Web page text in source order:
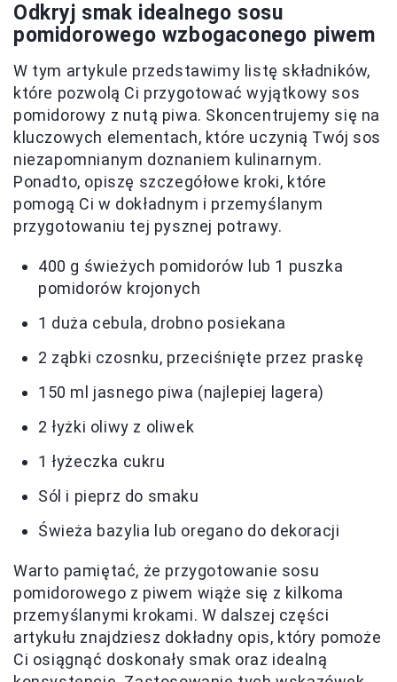
Odkryj smak idealnego sosu
pomidorowego wzbogaconego piwem
W tym artykule przedstawimy listę składników,
które pozwolą Ci przygotować wyjątkowy sos
pomidorowy z nutą piwa. Skoncentrujemy się na
kluczowych elementach, które uczynią Twój sos
niezapomnianym doznaniem kulinarnym.
Ponadto, opiszę szczegółowe kroki, które
pomogą Ci w dokładnym i przemyślanym
przygotowaniu tej pysznej potrawy.
400 g świeżych pomidorów lub 1 puszka
pomidorów krojonych
1 duża cebula, drobno posiekana
2 ząbki czosnku, przeciśnięte przez praskę
150 ml jasnego piwa (najlepiej lagera)
2 łyżki oliwy z oliwek
1 łyżeczka cukru
Sól i pieprz do smaku
Świeża bazylia lub oregano do dekoracji
Warto pamiętać, że przygotowanie sosu
pomidorowego z piwem wiąże się z kilkoma
przemyślanymi krokami. W dalszej części
artykułu znajdziesz dokładny opis, który pomoże
Ci osiągnąć doskonały smak oraz idealną